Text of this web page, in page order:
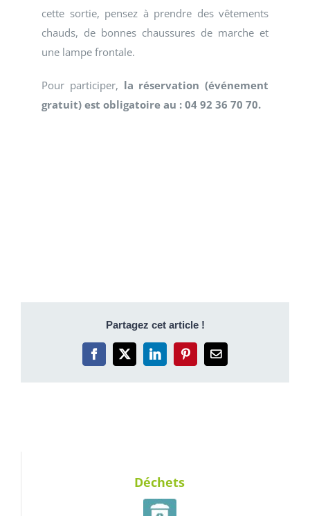
cette sortie, pensez à prendre des vêtements
chauds, de bonnes chaussures de marche et
une lampe frontale.
Pour participer, la réservation (événement
gratuit) est obligatoire au : 04 92 36 70 70.
Partagez cet article !
Facebook
X LinkedInPinterestEmail
Déchets